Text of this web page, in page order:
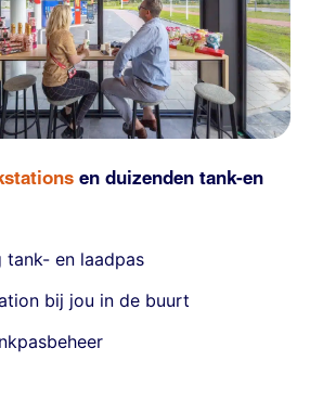
en duizenden tank-en
tank- en laadpas
bij jou in de buurt